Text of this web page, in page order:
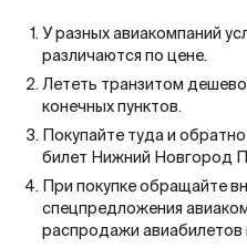
У разных авиакомпаний
различаются по цене.
Лететь транзитом
конечных пунктов.
Покупайте туда и
билет Нижний Новгород
При покупке обращайте
спецпредложения
распродажи авиабилетов